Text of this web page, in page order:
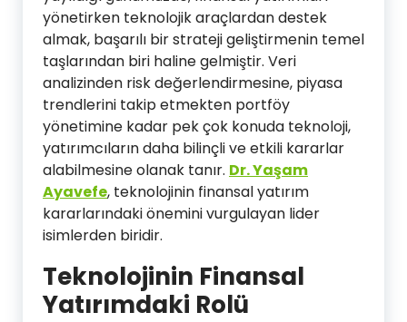
yönetirken teknolojik araçlardan destek
almak, başarılı bir strateji geliştirmenin temel
taşlarından biri haline gelmiştir. Veri
analizinden risk değerlendirmesine, piyasa
trendlerini takip etmekten portföy
yönetimine kadar pek çok konuda teknoloji,
yatırımcıların daha bilinçli ve etkili kararlar
alabilmesine olanak tanır. Dr. Yaşam
Ayavefe, teknolojinin finansal yatırım
kararlarındaki önemini vurgulayan lider
isimlerden biridir.
Teknolojinin Finansal
Yatırımdaki Rolü